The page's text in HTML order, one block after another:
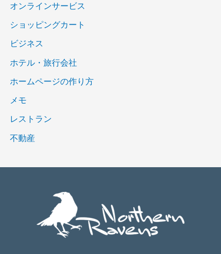
オンラインサービス
ショッピングカート
ビジネス
ホテル・旅行会社
ホームページの作り方
メモ
レストラン
不動産